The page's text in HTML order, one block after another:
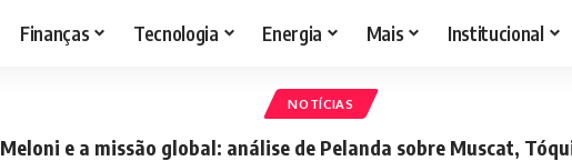
Finanças Tecnologia Energia Mais Institucional
NOTÍCIAS
Meloni e a missão global: análise de Pelanda sobre Muscat,